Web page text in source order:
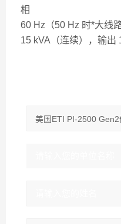
相
60 Hz（50 Hz 时*大线
15 kVA（连续），输出